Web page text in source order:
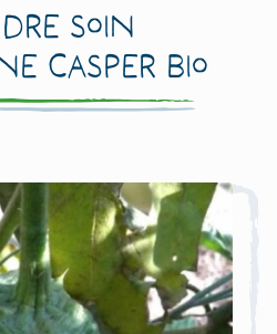
soin
Casper Bio